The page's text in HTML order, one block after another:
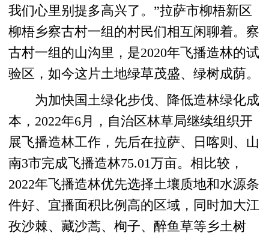
我们心里别提多高兴了。”拉萨市柳梧新区
柳梧乡察古村一组的村民们相互闲聊着。察
古村一组的山沟里，是2020年飞播造林的试
验区，如今这片土地绿草茂盛、绿树成荫。
为加快国土绿化步伐、降低造林绿化成
本，2022年6月，自治区林草局继续组织开
展飞播造林工作，先后在拉萨、日喀则、山
南3市完成飞播造林75.01万亩。相比较，
2022年飞播造林优先选择土壤质地和水源条
件好、宜播面积比例高的区域，同时加大江
孜沙棘、藏沙蒿、栒子、醉鱼草等乡土树